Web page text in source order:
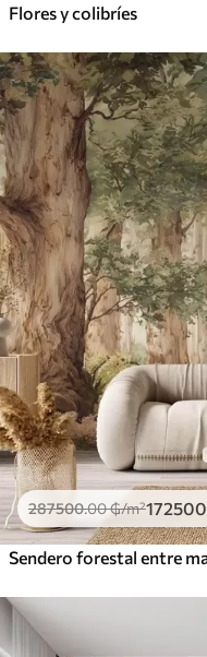
Flores y colibríes
287500.00₲/m²172500